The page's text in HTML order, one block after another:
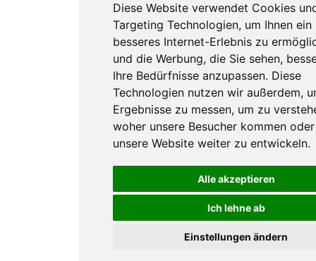
Diese Website verwendet Cookies
Targeting Technologien, um Ihnen ein
besseres Internet-Erlebnis zu
und die Werbung, die Sie sehen,
Ihre Bedürfnisse anzupassen. Diese
Technologien nutzen wir außerdem,
Ergebnisse zu messen, um zu
woher unsere Besucher kommen
unsere Website weiter zu entwickeln.
Alle akzeptieren
Ich lehne ab
Einstellungen ändern